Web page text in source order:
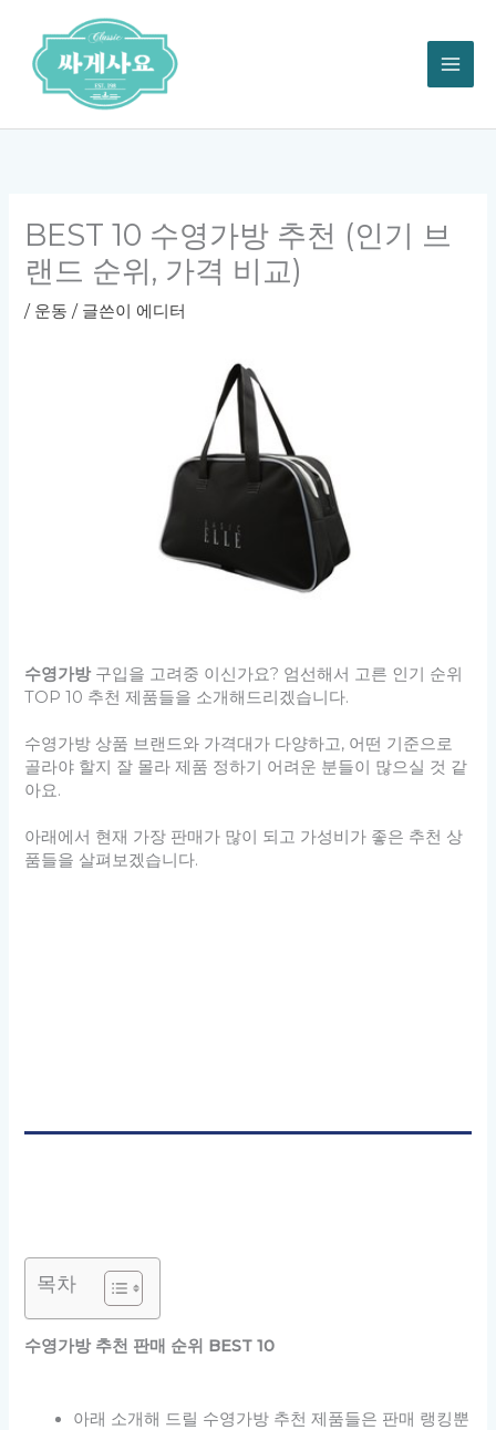
너
BEST 10 수영가방 추천 (인기 브
랜드 순위, 가격 비교)
/ 운동 / 글쓴이 에디터
수영가방 구입을 고려중 이신가요? 엄선해서 고른 인기 순위
TOP 10 추천 제품들을 소개해드리겠습니다.
수영가방 상품 브랜드와 가격대가 다양하고, 어떤 기준으로
골라야 할지 잘 몰라 제품 정하기 어려운 분들이 많으실 것 같
아요.
아래에서 현재 가장 판매가 많이 되고 가성비가 좋은 추천 상
품들을 살펴보겠습니다.
목차
수영가방 추천 판매 순위 BEST 10
아래 소개해 드릴 수영가방 추천 제품들은 판매 랭킹뿐